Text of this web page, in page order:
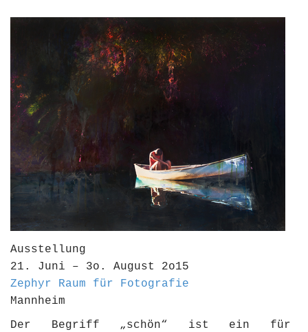
Ausstellung
21. Juni – 3o. August 2o15
Zephyr Raum für Fotografie
Mannheim
Der Begriff „schön“ ist ein für